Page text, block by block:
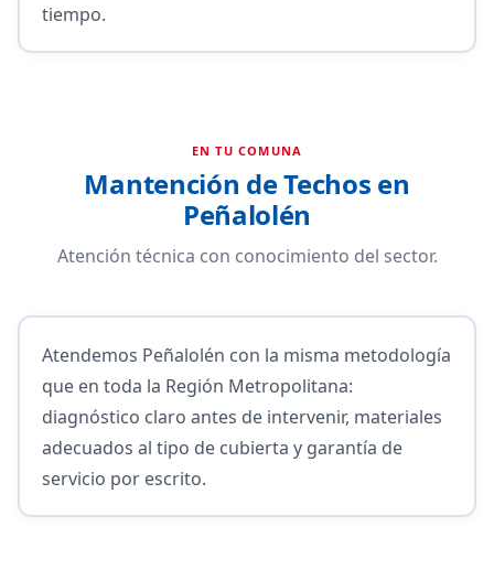
tiempo.
EN TU COMUNA
Mantención de Techos en
Peñalolén
Atención técnica con conocimiento del sector.
Atendemos Peñalolén con la misma metodología
que en toda la Región Metropolitana:
diagnóstico claro antes de intervenir, materiales
adecuados al tipo de cubierta y garantía de
servicio por escrito.